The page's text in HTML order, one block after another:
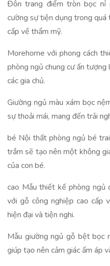
Đôn trang điểm tròn bọc nỉ
cường sự tiện dụng trong quá
cấp về thẩm mỹ.
Morehome với phong cách
phòng ngủ chung cư ấn
các gia chủ.
Giường ngủ màu xám bọc
sự thoải mái, mang đến trải
bé Nội thất phòng ngủ bé
trầm sẽ tạo nên một không
của con bé.
cao Mẫu thiết kế phòng ngủ
với gỗ công nghiệp cao cấp
hiện đại và tiện nghi.
Mẫu giường ngủ gỗ bệt bọc
giúp tạo nên cảm giác ấm áp